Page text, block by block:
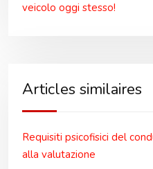
veicolo oggi stesso!
Articles similaires
Requisiti psicofisici del
alla valutazione